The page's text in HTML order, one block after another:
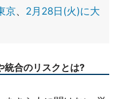
京、 2月28日(火)に大
統合のリスクとは?